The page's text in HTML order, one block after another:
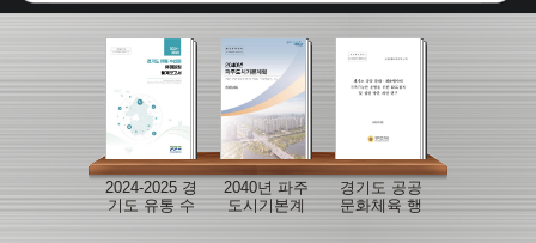
2024-2025 경
기도 유통 수
2040년 파주
도시기본계
경기도 공공
문화체육 행